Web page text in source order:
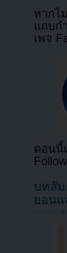
หากไ
แถบก
เพจ
ตอนนี้
บทสัม
ยอนแ